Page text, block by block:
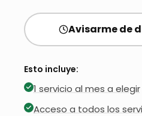
Avisarme de
Esto incluye:
1 servicio al mes a elegir
Acceso a todos los